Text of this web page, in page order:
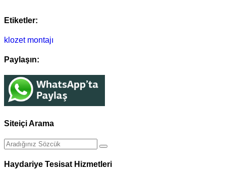
Etiketler:
klozet montajı
Paylaşın:
Siteiçi Arama
Haydariye Tesisat Hizmetleri